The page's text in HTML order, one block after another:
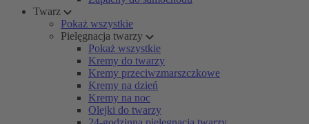
Twarz
Pokaż wszystkie
Pielęgnacja twarzy
Pokaż wszystkie
Kremy do twarzy
Kremy przeciwzmarszczkowe
Kremy na dzień
Kremy na noc
Olejki do twarzy